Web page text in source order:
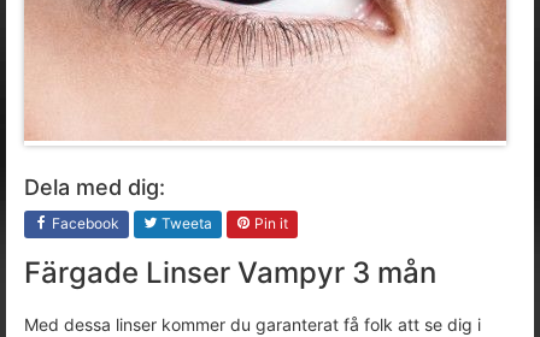
Dela med dig:
Facebook Tweeta Pin it
Färgade Linser Vampyr 3 mån
Med dessa linser kommer du garanterat få folk att se dig i